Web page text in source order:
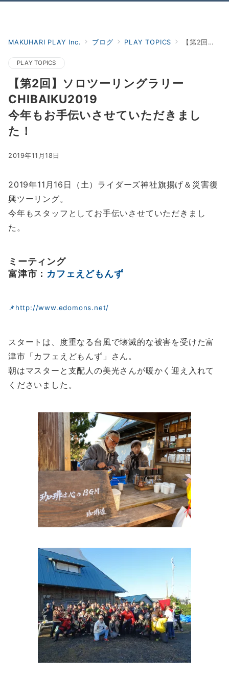
MAKUHARI PLAY Inc. ブログ PLAY TOPICS 【第2回】ソロツーリングラリーCHIBAIKU2019今年もお手伝いさせていただきました！
PLAY TOPICS
【第2回】ソロツーリングラリー
CHIBAIKU2019
今年もお手伝いさせていただきまし
た！
2019年11月18日
2019年11月16日（土）ライダーズ神社旗揚げ＆災害復
興ツーリング。
今年もスタッフとしてお手伝いさせていただきまし
た。
ミーティング
富津市： カフェえどもんず
📌http://www.edomons.net/
スタートは、度重なる台風で壊滅的な被害を受けた富
津市「カフェえどもんず」さん。
朝はマスターと支配人の美光さんが暖かく迎え入れて
くださいました。